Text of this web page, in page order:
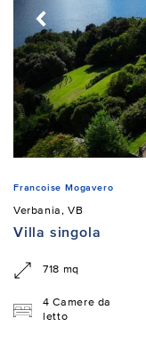
Francoise Mogavero
Verbania, VB
Villa singola
718 mq
4 Camere da
letto